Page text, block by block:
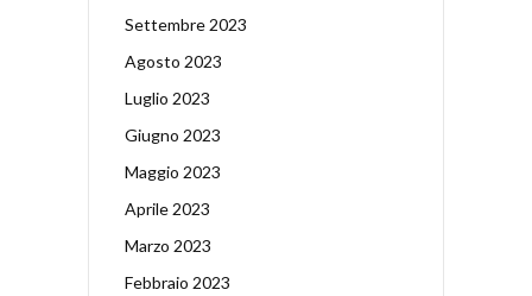
Settembre 2023
Agosto 2023
Luglio 2023
Giugno 2023
Maggio 2023
Aprile 2023
Marzo 2023
Febbraio 2023